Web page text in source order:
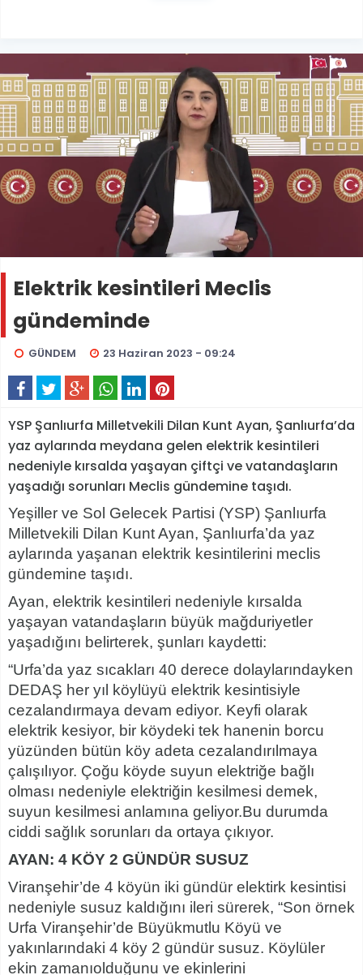
Elektrik kesintileri Meclis
gündeminde
GÜNDEM 23 Haziran 2023 - 09:24
YSP Şanlıurfa Milletvekili Dilan Kunt Ayan, Şanlıurfa’da
yaz aylarında meydana gelen elektrik kesintileri
nedeniyle kırsalda yaşayan çiftçi ve vatandaşların
yaşadığı sorunları Meclis gündemine taşıdı.
Yeşiller ve Sol Gelecek Partisi (YSP) Şanlıurfa
Milletvekili Dilan Kunt Ayan, Şanlıurfa’da yaz
aylarında yaşanan elektrik kesintilerini meclis
gündemine taşıdı.
Ayan, elektrik kesintileri nedeniyle kırsalda
yaşayan vatandaşların büyük mağduriyetler
yaşadığını belirterek, şunları kaydetti:
“Urfa’da yaz sıcakları 40 derece dolaylarındayken
DEDAŞ her yıl köylüyü elektrik kesintisiyle
cezalandırmaya devam ediyor. Keyfi olarak
elektrik kesiyor, bir köydeki tek hanenin borcu
yüzünden bütün köy adeta cezalandırılmaya
çalışılıyor. Çoğu köyde suyun elektriğe bağlı
olması nedeniyle elektriğin kesilmesi demek,
suyun kesilmesi anlamına geliyor.Bu durumda
ciddi sağlık sorunları da ortaya çıkıyor.
AYAN: 4 KÖY 2 GÜNDÜR SUSUZ
Viranşehir’de 4 köyün iki gündür elektirk kesintisi
nedeniyle susuz kaldığını ileri sürerek, “Son örnek
Urfa Viranşehir’de Büyükmutlu Köyü ve
yakınlarındaki 4 köy 2 gündür susuz. Köylüler
ekin zamanıolduğunu ve ekinlerini